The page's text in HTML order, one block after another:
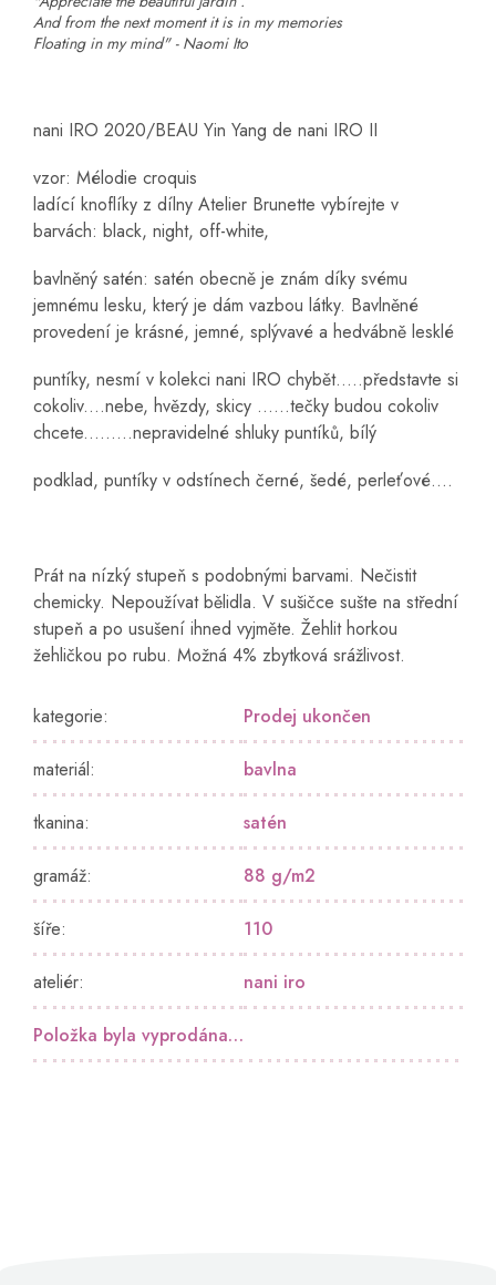
And from the next moment it is in my memories
Floating in my mind" - Naomi Ito
nani IRO 2020/BEAU Yin Yang de nani IRO II
vzor: Mélodie croquis
ladící knoflíky z dílny Atelier Brunette vybírejte v
barvách: black, night, off-white,
bavlněný satén: satén obecně je znám díky svému
jemnému lesku, který je dám vazbou látky. Bavlněné
provedení je krásné, jemné, splývavé a hedvábně lesklé
puntíky, nesmí v kolekci nani IRO chybět.....představte si
cokoliv....nebe, hvězdy, skicy ......tečky budou cokoliv
chcete.........nepravidelné shluky puntíků, bílý
podklad, puntíky v odstínech černé, šedé, perleťové....
Prát na nízký stupeň s podobnými barvami. Nečistit
chemicky. Nepoužívat bělidla. V sušičce sušte na střední
stupeň a po usušení ihned vyjměte. Žehlit horkou
žehličkou po rubu. Možná 4% zbytková srážlivost.
kategorie: Prodej ukončen
materiál: bavlna
tkanina: satén
gramáž: 88 g/m2
šíře: 110
ateliér: nani iro
Položka byla vyprodána…